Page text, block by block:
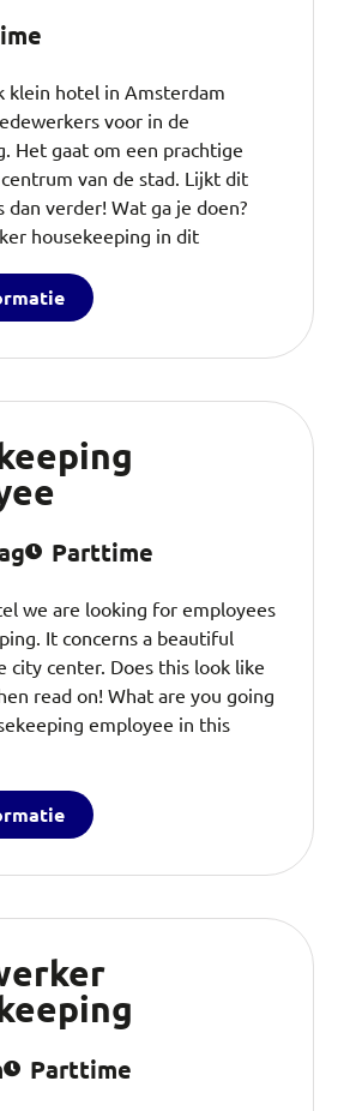
klein hotel in Amsterdam
voor in de
Het gaat om een prachtige
van de stad. Lijkt dit
dan verder! Wat ga je doen?
housekeeping in dit
Parttime
we are looking for employees
It concerns a beautiful
city center. Does this look like
read on! What are you going
employee in this
Parttime